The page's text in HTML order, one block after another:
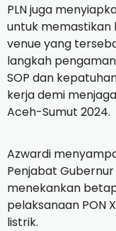
PLN juga
untuk memastikan
venue yang
langkah
SOP dan
kerja demi
Aceh-Sumut 2024.
Azwardi
Penjabat Gubernur
menekankan
pelaksanaan PON
listrik.